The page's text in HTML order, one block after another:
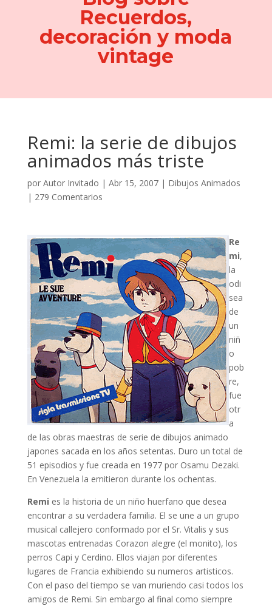
Recuerdos,
decoración y moda
vintage
Remi: la serie de dibujos
animados más triste
por Autor Invitado | Abr 15, 2007| Dibujos Animados
| 279 Comentarios
Re
mi,
la
odi
sea
de
un
niñ
o
pob
re,
fue
otr
a
de las obras maestras de serie de dibujos animado
japones sacada en los años setentas. Duro un total de
51 episodios y fue creada en 1977 por Osamu Dezaki.
En Venezuela la emitieron durante los ochentas.
Remi es la historia de un niño huerfano que desea
encontrar a su verdadera familia. El se une a un grupo
musical callejero conformado por el Sr. Vitalis y sus
mascotas entrenadas Corazon alegre (el monito), los
perros Capi y Cerdino. Ellos viajan por diferentes
lugares de Francia exhibiendo su numeros artisticos.
Con el paso del tiempo se van muriendo casi todos los
amigos de Remi. Sin embargo al final como siempre